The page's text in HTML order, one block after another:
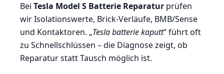
Bei Tesla Model S Batterie Reparatur prüfen
wir Isolationswerte, Brick-Verläufe, BMB/Sense
und Kontaktoren. „Tesla batterie kaputt“ führt oft
zu Schnellschlüssen – die Diagnose zeigt, ob
Reparatur statt Tausch möglich ist.